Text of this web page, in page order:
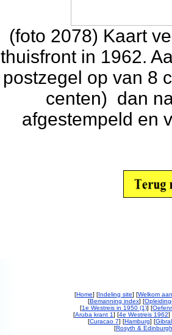
(foto 2078) Kaart
thuisfront in 1962.
postzegel op van 8
centen) dan
afgestempeld en
[Home] [Indeling site] [Welkom
[Bemanning index] [
[1e Westreis in 1950 (1)] [
[Aruba krant 1] [4e Westreis 1962]
[Curacao 7] [Hamburg] [
[Rosyth &